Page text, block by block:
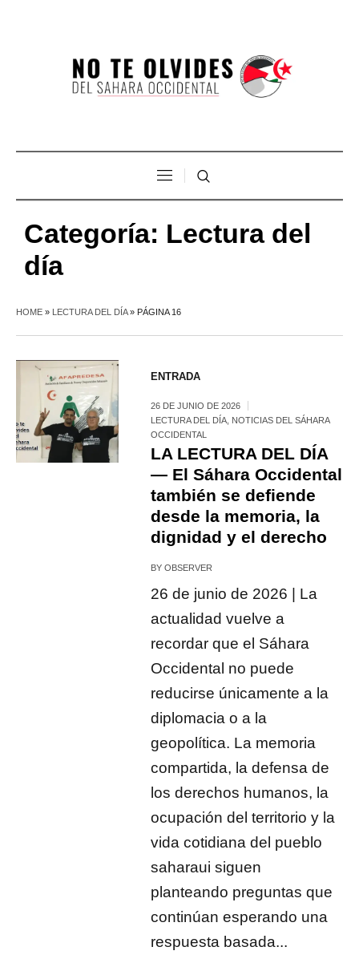
Categoría: Lectura del
día
HOME » LECTURA DEL DÍA» PÁGINA 16
ENTRADA
26 DE JUNIO DE 2026
LECTURA DEL DÍA NOTICIAS DEL SÁHARA
OCCIDENTAL
LA LECTURA DEL DÍA
— El Sáhara Occidental
también se defiende
desde la memoria, la
dignidad y el derecho
BYOBSERVER
26 de junio de 2026 | La
actualidad vuelve a
recordar que el Sáhara
Occidental no puede
reducirse únicamente a la
diplomacia o a la
geopolítica. La memoria
compartida, la defensa de
los derechos humanos, la
ocupación del territorio y la
vida cotidiana del pueblo
saharaui siguen
planteando preguntas que
continúan esperando una
respuesta basada...